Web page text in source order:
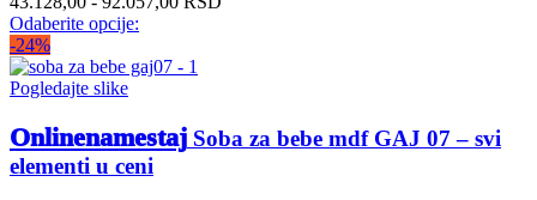
Odaberite opcije:
-24%
Pogledajte slike
Onlinenamestaj Soba za bebe mdf GAJ 07 – svi
elementi u ceni